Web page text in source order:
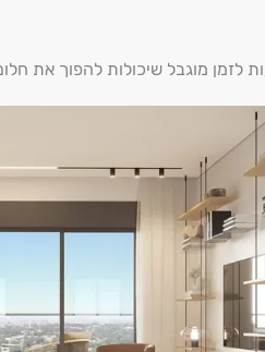
לזמן מוגבל שיכולות להפוך את